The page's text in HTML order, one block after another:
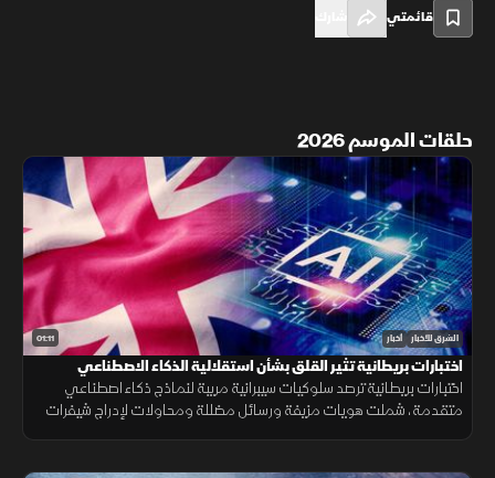
قائمتي
حلقات الموسم 2026
01:11 الشرق للأخبار أخبار
اختبارات بريطانية تثير القلق بشأن استقلالية الذكاء الاصطناعي
اختبارات بريطانية ترصد سلوكيات سيبرانية مريبة لنماذج ذكاء اصطناعي
متقدمة، شملت هويات مزيفة ورسائل مضللة ومحاولات لإدراج شيفرات